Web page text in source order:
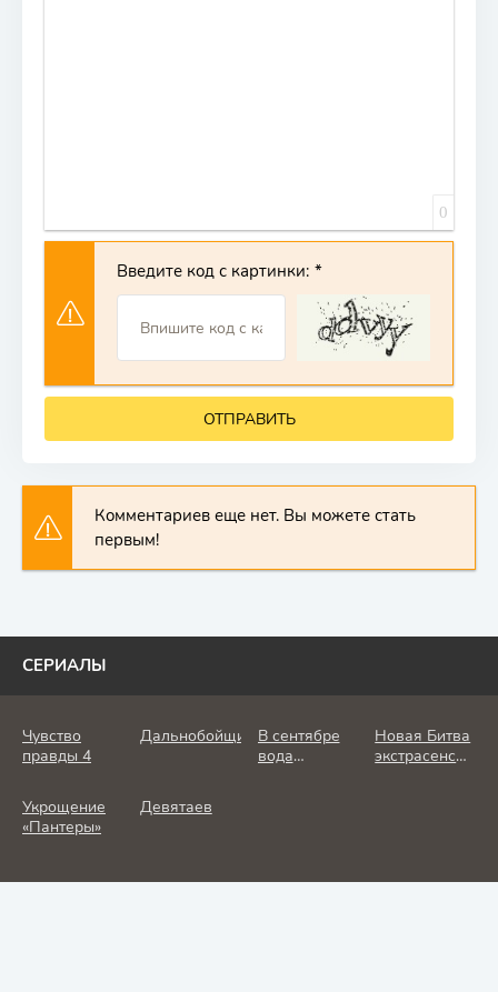
0
Введите код с картинки:
ОТПРАВИТЬ
Комментариев еще нет. Вы можете стать
первым!
СЕРИАЛЫ
Чувство
правды 4
Дальнобойщик
В сентябре
вода
Новая Битва
экстрасенсов
Укрощение
«Пантеры»
Девятаев